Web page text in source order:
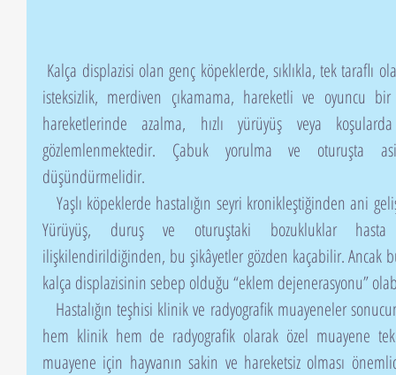
isteksizlik, merdiven çıkamama, hareketli ve oyuncu
hareketlerinde azalma, hızlı yürüyüş veya
gözlemlenmektedir. Çabuk yorulma ve oturuşta
düşündürmelidir.
Yürüyüş, duruş ve oturuştaki bozukluklar hasta
ilişkilendirildiğinden, bu şikâyetler gözden kaçabilir.
kalça displazisinin sebep olduğu “eklem dejenerasyonu”
hem klinik hem de radyografik olarak özel muayene
muayene için hayvanın sakin ve hareketsiz olması